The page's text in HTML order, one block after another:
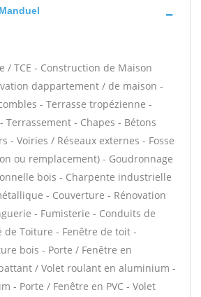
/ TCE - Construction de Maison
dappartement / de maison -
- Terrasse tropézienne -
Terrassement - Chapes - Bétons
- Voiries / Réseaux externes - Fosse
ou remplacement) - Goudronnage
bois - Charpente industrielle
- Couverture - Rénovation
- Fumisterie - Conduits de
de Toiture - Fenêtre de toit -
bois - Porte / Fenêtre en
/ Volet roulant en aluminium -
- Porte / Fenêtre en PVC - Volet